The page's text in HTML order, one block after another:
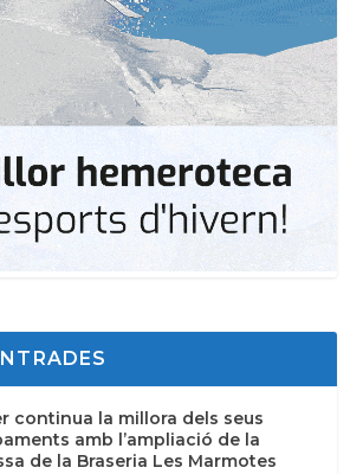
continua la millora dels seus
amb l’ampliació de la
de la Braseria Les Marmotes